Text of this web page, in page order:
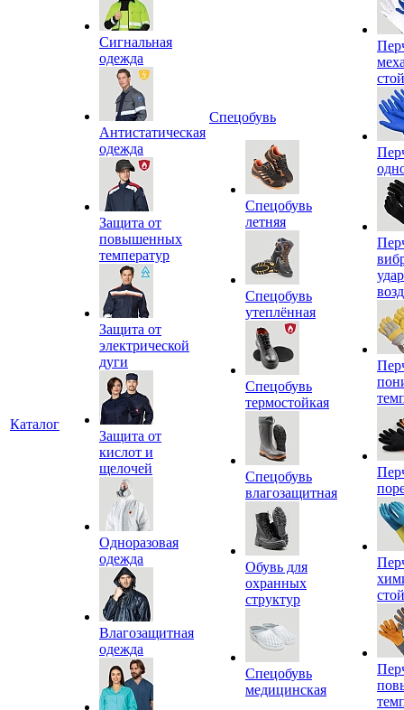
Каталог
Сигнальная
одежда
Антистатическая
одежда
Защита от
повышенных
температур
Защита от
электрической
дуги
Защита от
кислот и
щелочей
Одноразовая
одежда
Влагозащитная
одежда
Спецобувь
Спецобувь
летняя
Спецобувь
утеплённая
Спецобувь
термостойкая
Спецобувь
влагозащитная
Обувь для
охранных
структур
Спецобувь
медицинская